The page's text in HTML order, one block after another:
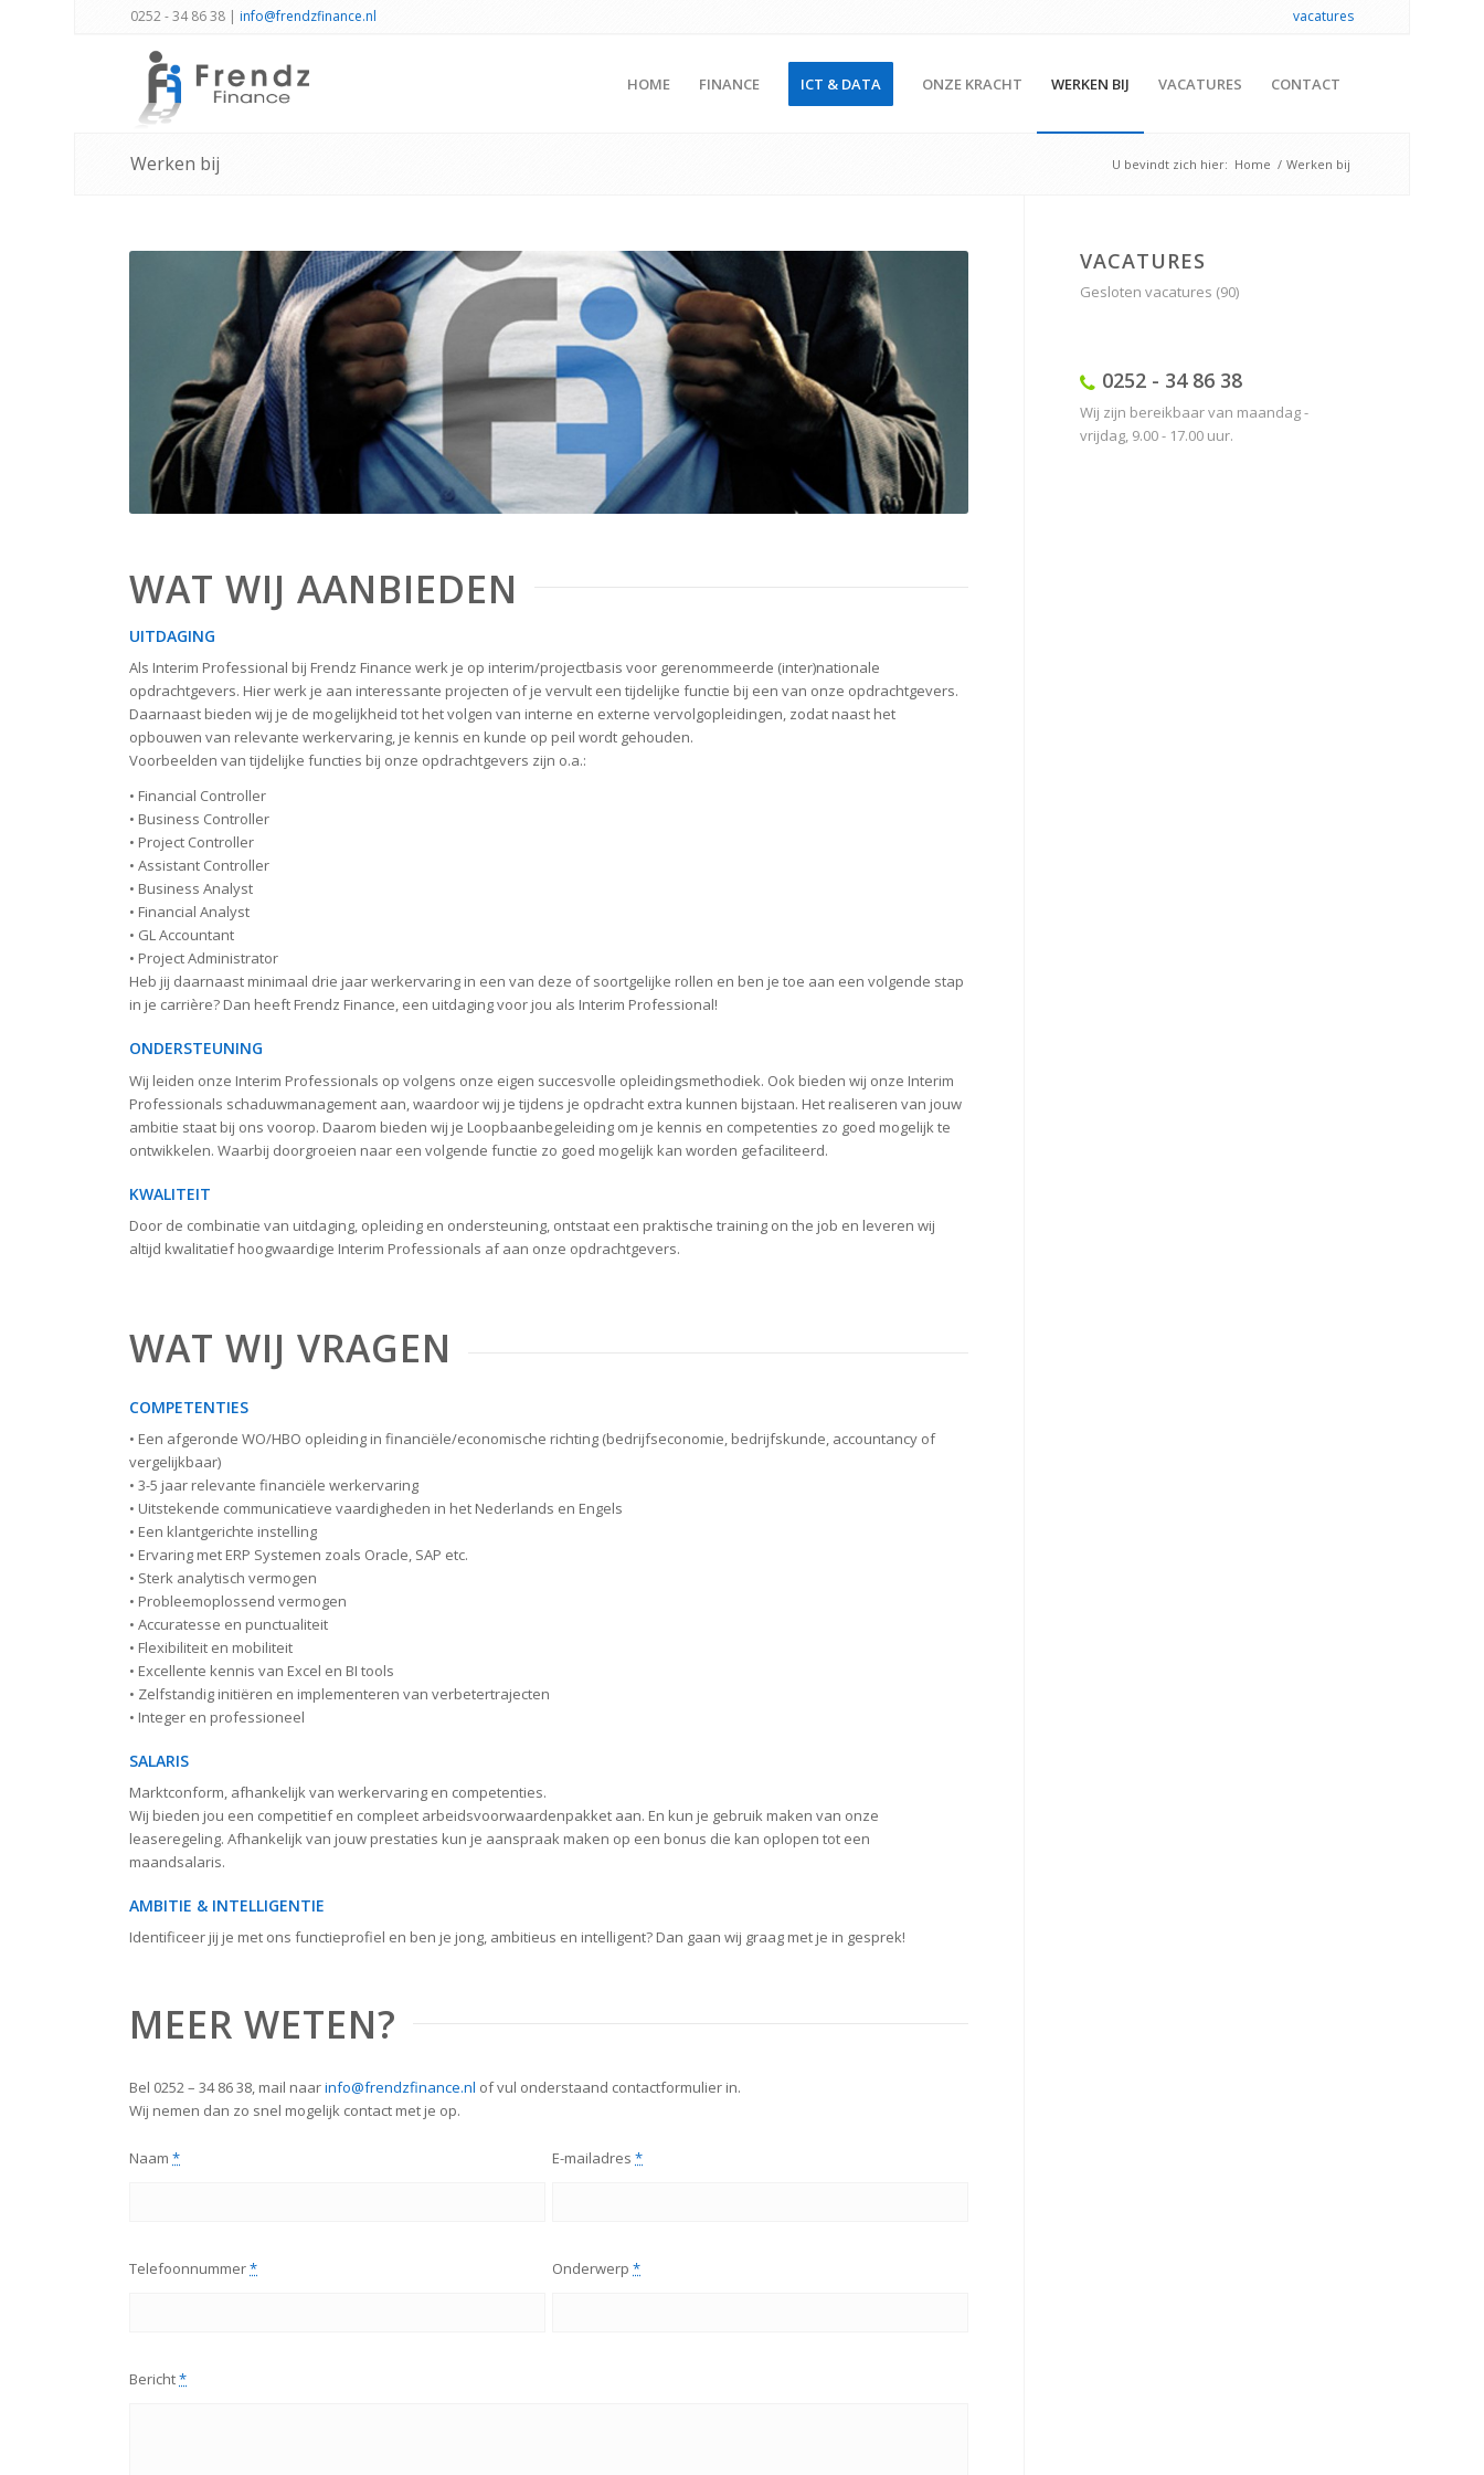
0252 - 34 86 38 |info@frendzfinance.nl vacatures
HOME FINANCE ICT & DATA ONZE KRACHT WERKEN BIJ VACATURES CONTACT
Werken bij U bevindt zich hier: Home / Werken bij
WAT WIJ AANBIEDEN
UITDAGING
Als Interim Professional bij Frendz Finance werk je op interim/projectbasis voor gerenommeerde (inter)nationale
opdrachtgevers. Hier werk je aan interessante projecten of je vervult een tijdelijke functie bij een van onze opdrachtgevers.
Daarnaast bieden wij je de mogelijkheid tot het volgen van interne en externe vervolgopleidingen, zodat naast het
opbouwen van relevante werkervaring, je kennis en kunde op peil wordt gehouden.
Voorbeelden van tijdelijke functies bij onze opdrachtgevers zijn o.a.:
• Financial Controller
• Business Controller
• Project Controller
• Assistant Controller
• Business Analyst
• Financial Analyst
• GL Accountant
• Project Administrator
Heb jij daarnaast minimaal drie jaar werkervaring in een van deze of soortgelijke rollen en ben je toe aan een volgende stap
in je carrière? Dan heeft Frendz Finance, een uitdaging voor jou als Interim Professional!
ONDERSTEUNING
Wij leiden onze Interim Professionals op volgens onze eigen succesvolle opleidingsmethodiek. Ook bieden wij onze Interim
Professionals schaduwmanagement aan, waardoor wij je tijdens je opdracht extra kunnen bijstaan. Het realiseren van jouw
ambitie staat bij ons voorop. Daarom bieden wij je Loopbaanbegeleiding om je kennis en competenties zo goed mogelijk te
ontwikkelen. Waarbij doorgroeien naar een volgende functie zo goed mogelijk kan worden gefaciliteerd.
KWALITEIT
Door de combinatie van uitdaging, opleiding en ondersteuning, ontstaat een praktische training on the job en leveren wij
altijd kwalitatief hoogwaardige Interim Professionals af aan onze opdrachtgevers.
WAT WIJ VRAGEN
COMPETENTIES
• Een afgeronde WO/HBO opleiding in financiële/economische richting (bedrijfseconomie, bedrijfskunde, accountancy of
vergelijkbaar)
• 3-5 jaar relevante financiële werkervaring
• Uitstekende communicatieve vaardigheden in het Nederlands en Engels
• Een klantgerichte instelling
• Ervaring met ERP Systemen zoals Oracle, SAP etc.
• Sterk analytisch vermogen
• Probleemoplossend vermogen
• Accuratesse en punctualiteit
• Flexibiliteit en mobiliteit
• Excellente kennis van Excel en BI tools
• Zelfstandig initiëren en implementeren van verbetertrajecten
• Integer en professioneel
SALARIS
Marktconform, afhankelijk van werkervaring en competenties.
Wij bieden jou een competitief en compleet arbeidsvoorwaardenpakket aan. En kun je gebruik maken van onze
leaseregeling. Afhankelijk van jouw prestaties kun je aanspraak maken op een bonus die kan oplopen tot een
maandsalaris.
AMBITIE & INTELLIGENTIE
Identificeer jij je met ons functieprofiel en ben je jong, ambitieus en intelligent? Dan gaan wij graag met je in gesprek!
MEER WETEN?
Bel 0252 – 34 86 38, mail naarinfo@frendzfinance.nl of vul onderstaand contactformulier in.
Wij nemen dan zo snel mogelijk contact met je op.
Naam* E-mailadres*
Telefoonnummer* Onderwerp*
Bericht*
VACATURES
Gesloten vacatures (90)
0252 - 34 86 38
Wij zijn bereikbaar van maandag -
vrijdag, 9.00 - 17.00 uur.